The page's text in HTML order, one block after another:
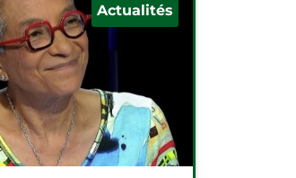
Actualités